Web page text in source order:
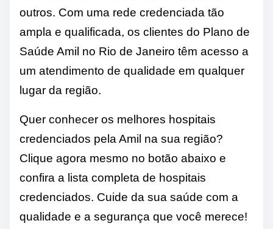
outros. Com uma rede credenciada tão
ampla e qualificada, os clientes do Plano de
Saúde Amil no Rio de Janeiro têm acesso a
um atendimento de qualidade em qualquer
lugar da região.
Quer conhecer os melhores hospitais
credenciados pela Amil na sua região?
Clique agora mesmo no botão abaixo e
confira a lista completa de hospitais
credenciados. Cuide da sua saúde com a
qualidade e a segurança que você merece!